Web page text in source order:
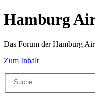
Hamburg
Das Forum der Hamburg
Zum Inhalt